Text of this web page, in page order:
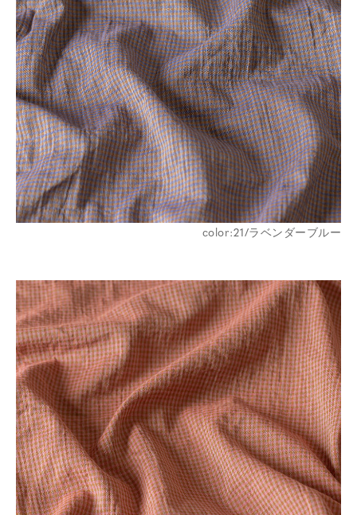
color:21/ラベンダーブルー